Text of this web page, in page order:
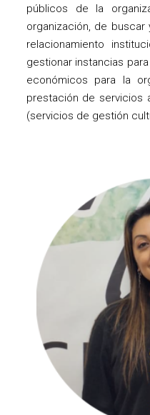
públicos de la
organización, de
relacionamiento
gestionar instancias
económicos para la
prestación de servicios
(servicios de gestión